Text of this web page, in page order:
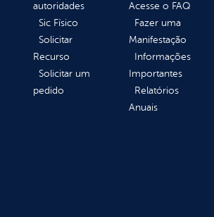
autoridades
Sic Físico
Solicitar
Recurso
Solicitar um
pedido
Acesse o FAQ
Fazer uma
Manifestação
Informações
Importantes
Relatórios
Anuais